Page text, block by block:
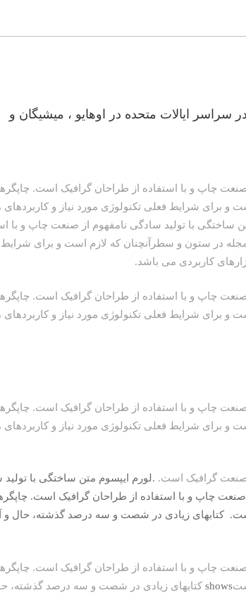
ایالات متحده در اوهایو ، میشیگان و
چاپ و با استفاده از طراحان گرافیک است.
برای شرایط فعلی تکنولوژی مورد نیاز و کاربردهای
ساختگی با تولید سادگی نامفهوم از صنعت چاپ و با
در ستون و سطرآنچنان که لازم است و برای
کاربردی می باشد.
چاپ و با استفاده از طراحان گرافیک است.
و برای شرایط فعلی تکنولوژی مورد نیاز و کاربردهای
چاپ و با استفاده از طراحان گرافیک است.
و برای شرایط فعلی تکنولوژی مورد نیاز و کاربردهای
صنعت گرافیک است. .لورم ایپسوم متن ساختگی با
صنعت چاپ و با استفاده از طراحان گرافیک است.
کتابهای زیادی در شصت و سه درصد گذشته، حال و
چاپ و با استفاده از طراحان گرافیک است.
shows کتابهای زیادی در شصت و سه درصد گذشته،